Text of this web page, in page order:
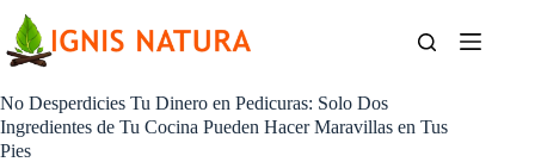
contenido
No Desperdicies Tu Dinero en Pedicuras: Solo Dos
Ingredientes de Tu Cocina Pueden Hacer Maravillas en Tus
Pies